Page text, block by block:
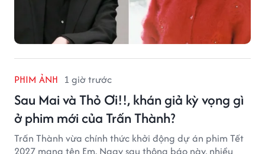
PHIM ẢNH 1 giờ trước
Sau Mai và Thỏ Ơi!!, khán giả kỳ vọng gì
ở phim mới của Trấn Thành?
Trấn Thành vừa chính thức khởi động dự án phim Tết